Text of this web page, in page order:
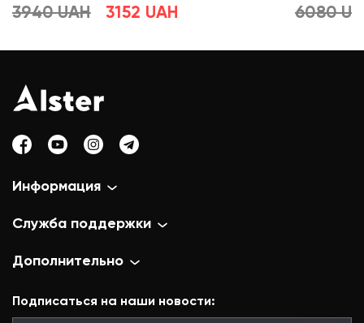
3940 UAH 3152 UAH 6080
Информация
Служба поддержки
Дополнительно
Подписаться на наши новости: